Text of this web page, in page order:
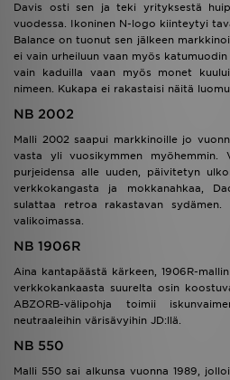
Davis osti sen ja teki yrityksestä
vuodessa. Ikoninen N-logo kiinteytyi
Balance on tuonut sen jälkeen
ei vain urheiluun vaan myös
vain kaduilla vaan myös monet
nimeen. Kukapa ei rakastaisi näitä
NB 2002
Malli 2002 saapui markkinoille jo
vasta yli vuosikymmen myöhemmin.
purjeidensa alle uuden, päivitetyn
verkkokangasta ja mokkanahkaa,
sulattaa retroa rakastavan sydämen.
valikoimassa.
NB 1906R
Aina kantapäästä kärkeen, 1906R-
verkkokankaasta suurelta osin
ABZORB-välipohja toimii
neutraaleihin värisävyihin JD:llä.
NB 550
Malli 550 sai alkunsa vuonna 1989,